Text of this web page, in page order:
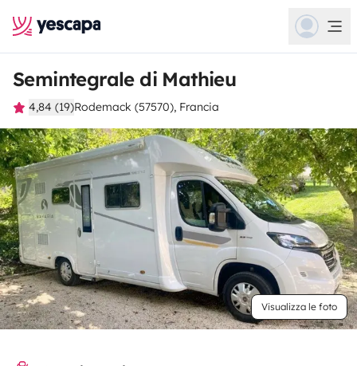
Semintegrale di Mathieu
4,84 (19)Rodemack (57570), Francia
Visualizza le foto